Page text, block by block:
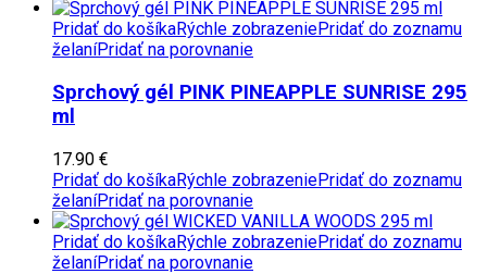
Pridať do košíkaRýchle zobrazeniePridať do zoznamu
želaníPridať na porovnanie
Sprchový gél PINK PINEAPPLE SUNRISE 295
ml
17.90 €
Pridať do košíkaRýchle zobrazeniePridať do zoznamu
želaníPridať na porovnanie
Pridať do košíkaRýchle zobrazeniePridať do zoznamu
želaníPridať na porovnanie